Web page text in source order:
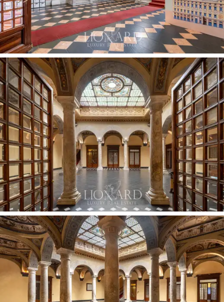
Le cœur du complexe mis en vente se distingue par
une répartition volumétrique judicieuse, organisée sur
plusieurs niveaux, reliés par un majestueux escalier
monumental en marbre et par un ascenseur intérieur
moderne. L'offre comprend le hall d'entrée historique
donnant sur la rue, l'ensemble du deuxième étage
occupé par la superbe Salle des Colonnes de272 m²
et par quatre vastes salles d'exposition d'une
superficie totale de 464 m²donnant sur la cour
intérieure, ainsi que le troisième étage qui abrite la Salle
« 900 », moderne et insonorisée, idéale pour les
conférences et les concerts privés. Le quatrième
étage constitue le cœur monumental de la
représentation, où le grandiose Salon Cambiaso s’ouvre
en douceur sur le jardin en amont de320 m²et sur une
grande terrasse de216 m²,complétée par une
splendide chapelle seigneuriale consacrée de19 m². Le
mobilier d’époque d’une valeur exceptionnelle présent à
ce niveau, ainsi qu’un système de parking automatisé
comprenantsix places de stationnementmécanisées,
font partie des équipements exclusifs du palais.